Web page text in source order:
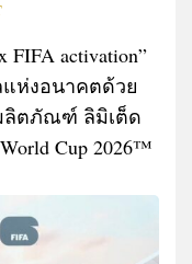
activation”
ห่งอนาคตด้วย
ลิตภัณฑ์ ลิมิเต็ด
Cup 2026™